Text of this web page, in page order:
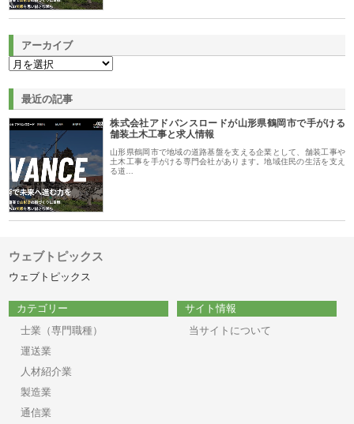
アーカイブ
最近の記事
株式会社アドバンスロードが山形県鶴岡市で手がける
舗装土木工事と求人情報
山形県鶴岡市で地域の道路基盤を支える企業として、舗装工事や
土木工事を手がける専門会社があります。地域住民の生活を支え
る道…
ウェブトピックス
ウェブトピックス
カテゴリー
士業（専門職種）
運送業
人材紹介業
製造業
通信業
サイト情報
当サイトについて